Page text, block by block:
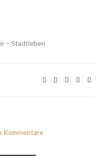
– Stadtleben
Kommentare